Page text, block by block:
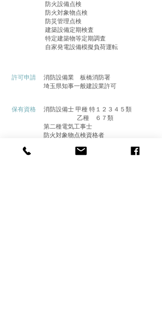
防火設備点検
防火対象物点検
防災管理点検
建築設備定期検査
特定建築物等定期調査
自家発電設備模擬負荷運転
許可申請
消防設備業 板橋消防署
埼玉県知事一般建設業許可
保有資格
消防設備士 甲種 特１２３４５類
乙種 ６７類
第二種電気工事士
防火対象物点検資格者
特定建築調査員